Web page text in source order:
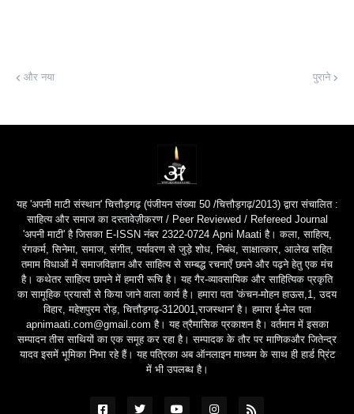
और नया पुराने
यह 'अपनी माटी संस्थान' चित्तौड़गढ़ (पंजीयन संख्या 50 /चित्तौड़गढ़/2013) द्वारा संचालित :
साहित्य और समाज का दस्तावेज़ीकरण / Peer Reviewed / Refereed Journal
'अपनी माटी' है जिसका E-ISSN नंबर 2322-0724 Apni Maati है। कला, साहित्य,
रंगकर्म, सिनेमा, समाज, संगीत, पर्यावरण से जुड़े शोध, निबंध, साक्षात्कार, आलेख सहित
तमाम विधाओं में समाजविज्ञान और साहित्य से सम्बद्ध रचनाएँ छपने और पढ़ने हेतु एक मंच
है। कथेतर साहित्य छापने में हमारी रूचि है। यह गैर-व्यावसायिक और साहित्यिक प्रकृति
का सामूहिक प्रयासों से किया जाने वाला कार्य है। हमारा पता 'कंचन-मोहन हाऊस,1, उदय
विहार, महेशपुरम रोड़, चित्तौड़गढ़-312001,राजस्थान' है। हमारा ई-मेल पता
apnimaati.com@gmail.com है। यह त्रैमासिक प्रकाशन है। वर्तमान में इसका
सम्पादन तीस साथियों का एक समूह कर रहा है। सम्पादक के तौर पर माणिकऔर जितेन्द्र
यादव इसमें भूमिका निभा रहे हैं। यह पत्रिका अब ऑनलाइन माध्यम के साथ ही हार्ड प्रिंट
में भी उपलब्ध है।